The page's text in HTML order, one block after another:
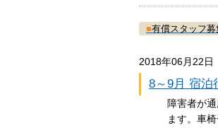
■有償スタッフ募
2018年06月22日
8～9月 宿泊
障害者が
ます。車